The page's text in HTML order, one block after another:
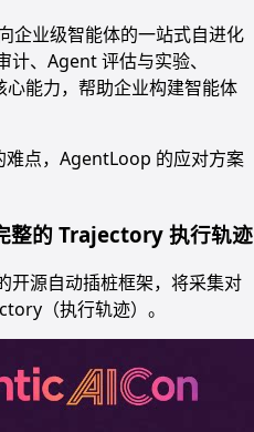
企业级智能体的一站式自进化
、Agent 评估与实验、
能力，帮助企业构建智能体
点，AgentLoop 的应对方案
整的 Trajectory 执行轨迹
源自动插桩框架，将采集对
（执行轨迹）。